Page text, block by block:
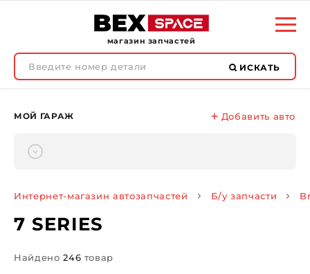
магазин запчастей
ИСКАТЬ
МОЙ ГАРАЖ Добавить авто
Интернет-магазин автозапчастей Б/у запчасти
7 SERIES
Найдено246 товар